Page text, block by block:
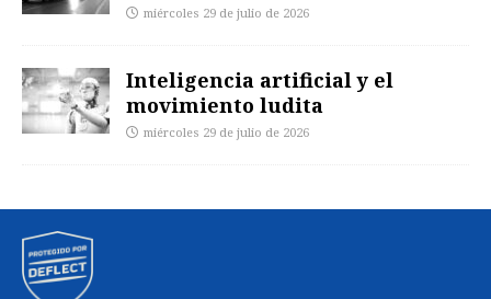
miércoles 29 de julio de 2026
Inteligencia artificial y el
movimiento ludita
miércoles 29 de julio de 2026